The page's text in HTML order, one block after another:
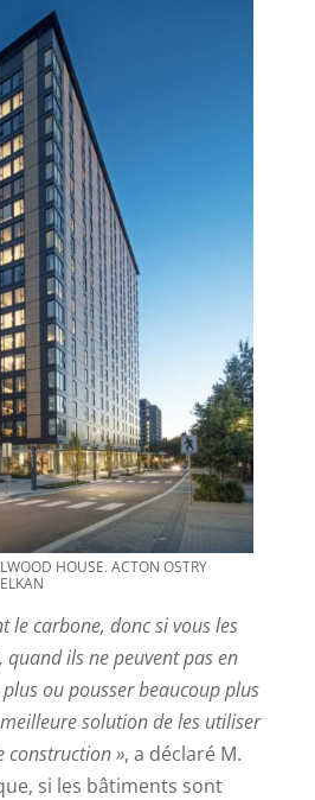
HOUSE. ACTON OSTRY
le carbone, donc si vous les
quand ils ne peuvent pas en
ou pousser beaucoup plus
solution de les utiliser
construction », a déclaré M.
si les bâtiments sont